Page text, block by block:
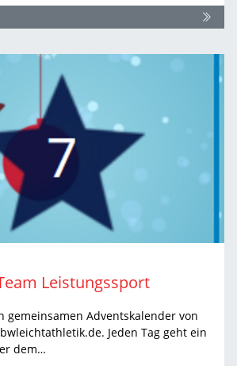
Leistungssport
gemeinsamen Adventskalender von
Jeden Tag geht ein
dem…